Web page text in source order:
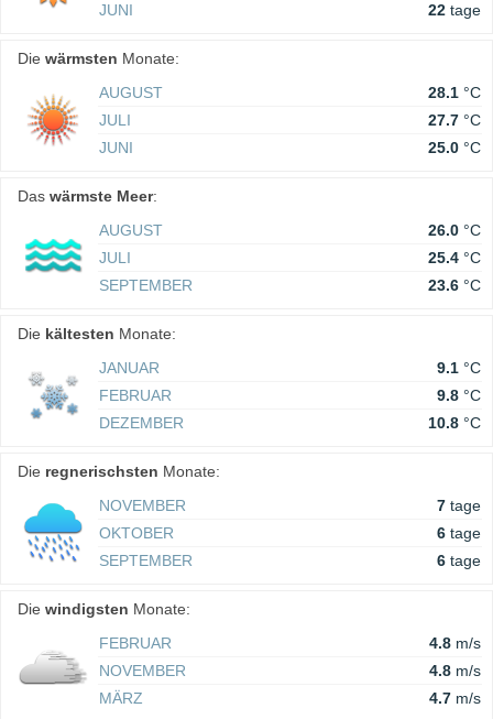
JUNI
22 tage
Die wärmsten Monate:
AUGUST
28.1 °C
JULI
27.7 °C
JUNI
25.0 °C
Das wärmste Meer:
AUGUST
26.0 °C
JULI
25.4 °C
SEPTEMBER
23.6 °C
Die kältesten Monate:
JANUAR
9.1 °C
FEBRUAR
9.8 °C
DEZEMBER
10.8 °C
Die regnerischsten Monate:
NOVEMBER
7 tage
OKTOBER
6 tage
SEPTEMBER
6 tage
Die windigsten Monate:
FEBRUAR
4.8 m/s
NOVEMBER
4.8 m/s
MÄRZ
4.7 m/s